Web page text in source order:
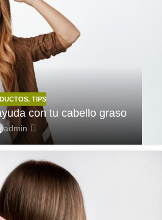
, TIPS
con tu cabello graso
admin